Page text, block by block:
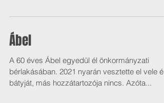
Ábel
A 60 éves Ábel egyedül él önkormányzati
bérlakásában. 2021 nyarán vesztette el vele élő
bátyját, más hozzátartozója nincs. Azóta...